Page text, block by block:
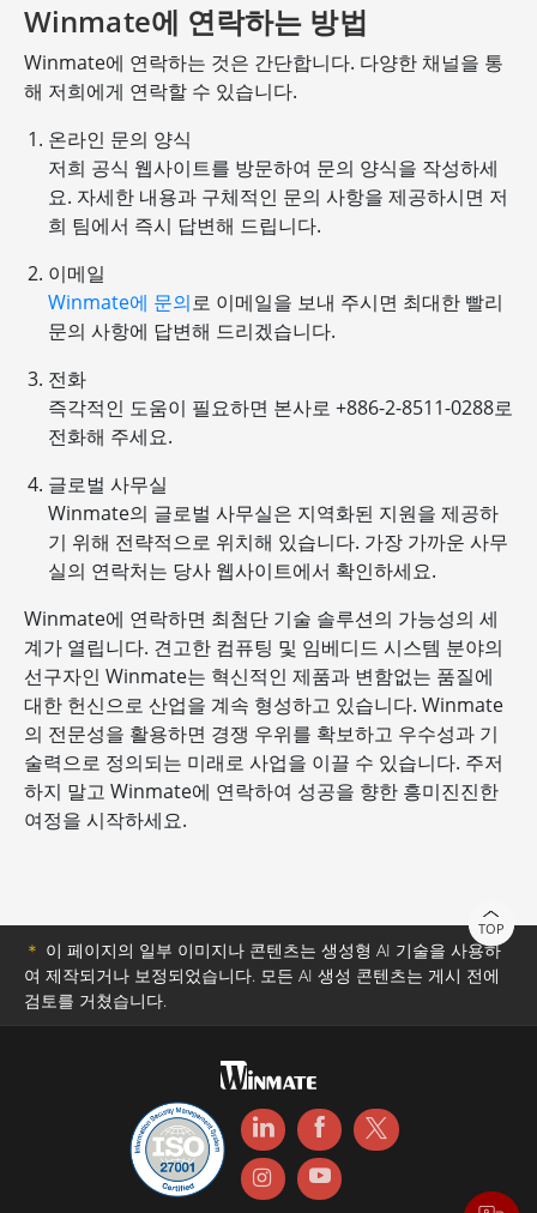
Winmate에 연락하는 방법
Winmate에 연락하는 것은 간단합니다. 다양한 채널을 통
해 저희에게 연락할 수 있습니다.
온라인 문의 양식
저희 공식 웹사이트를 방문하여 문의 양식을 작성하세
요. 자세한 내용과 구체적인 문의 사항을 제공하시면 저
희 팀에서 즉시 답변해 드립니다.
이메일
Winmate에 문의로 이메일을 보내 주시면 최대한 빨리
문의 사항에 답변해 드리겠습니다.
전화
즉각적인 도움이 필요하면 본사로 +886-2-8511-0288로
전화해 주세요.
글로벌 사무실
Winmate의 글로벌 사무실은 지역화된 지원을 제공하
기 위해 전략적으로 위치해 있습니다. 가장 가까운 사무
실의 연락처는 당사 웹사이트에서 확인하세요.
Winmate에 연락하면 최첨단 기술 솔루션의 가능성의 세
계가 열립니다. 견고한 컴퓨팅 및 임베디드 시스템 분야의
선구자인 Winmate는 혁신적인 제품과 변함없는 품질에
대한 헌신으로 산업을 계속 형성하고 있습니다. Winmate
의 전문성을 활용하면 경쟁 우위를 확보하고 우수성과 기
술력으로 정의되는 미래로 사업을 이끌 수 있습니다. 주저
하지 말고 Winmate에 연락하여 성공을 향한 흥미진진한
여정을 시작하세요.
TOP
＊ 이 페이지의 일부 이미지나 콘텐츠는 생성형 AI 기술을 사용하
여 제작되거나 보정되었습니다. 모든 AI 생성 콘텐츠는 게시 전에
검토를 거쳤습니다.